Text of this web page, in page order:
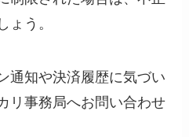
ょう。
通知や決済履歴に気づい
リ事務局へお問い合わせ